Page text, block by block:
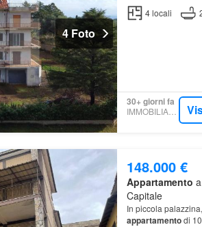
4 Foto
4locali
30+ giorni fa
IMMOBILIARE.IT
148.000 €
Appartamento
Capitale
In piccola
appartamentodi